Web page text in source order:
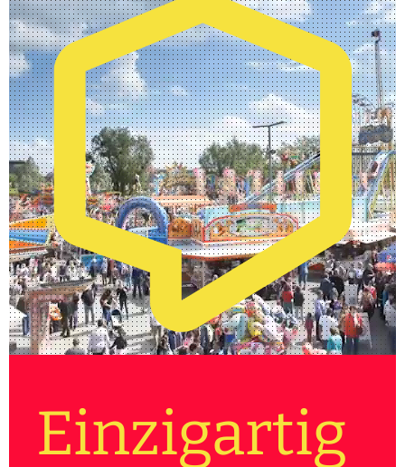
Einzigartig